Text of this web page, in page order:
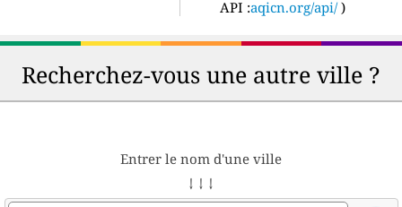
API :aqicn.org/api/ )
Recherchez-vous une autre ville ?
Entrer le nom d'une ville
↓ ↓ ↓